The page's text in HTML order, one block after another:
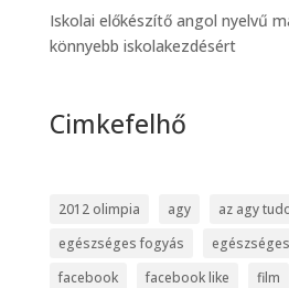
Iskolai előkészítő angol nyelvű
könnyebb iskolakezdésért
Cimkefelhő
2012 olimpia agy
az agy
egészséges fogyás
facebook
facebook like
film